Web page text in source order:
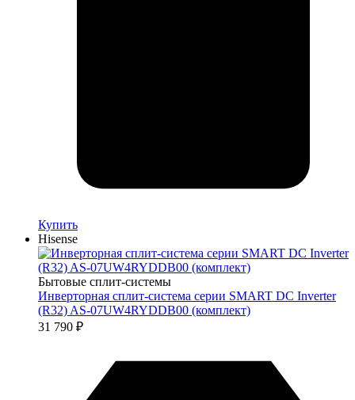
Купить
Hisense
Бытовые сплит-системы
Инверторная сплит-система серии SMART DC Inverter
(R32) AS-07UW4RYDDB00 (комплект)
31 790 ₽